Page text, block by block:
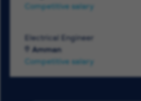
Competitive salary
Electrical Engineer
Amman
Competitive salary